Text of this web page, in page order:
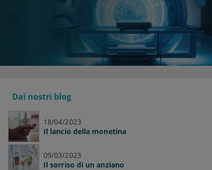
Dai nostri blog
18/04/2023
Il lancio della monetina
09/03/2023
Il sorriso di un anziano